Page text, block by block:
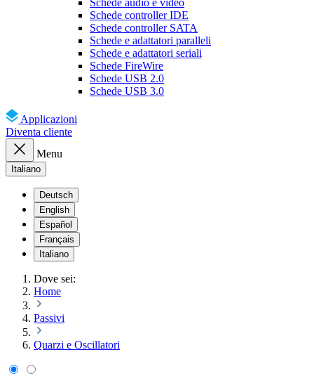
Schede audio e video
Schede controller IDE
Schede controller SATA
Schede e adattatori paralleli
Schede e adattatori seriali
Schede FireWire
Schede USB 2.0
Schede USB 3.0
Applicazioni
Diventa cliente
Menu
Italiano
Deutsch
English
Español
Français
Italiano
Dove sei:
Home
Passivi
Quarzi e Oscillatori